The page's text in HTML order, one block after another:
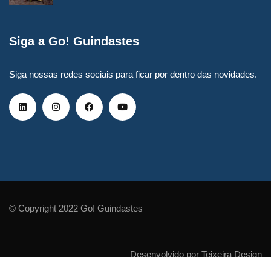
Siga a Go! Guindastes
Siga nossas redes sociais para ficar por dentro das novidades.
© Copyright 2022 Go! Guindastes
Desenvolvido por Teixeira Design